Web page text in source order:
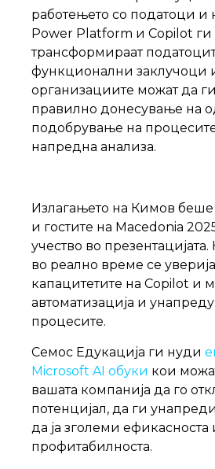
работењето со податоци и
Power Platform и Copilot ги
трансформираат
функционални заклучоци
организациите можат да ги
правилно донесување на
подобрување на
напредна анализа.
Излагањето на Кимов
и гостите на Macedonia
учество во
во реално време се
капацитетите на Copilot и
автоматизација и
процесите.
Семос Едукација ги нуди
Microsoft AI обуки кои
вашата компанија да го
потенцијал, да ги
да ја зголеми ефикасноста
профитабилноста.